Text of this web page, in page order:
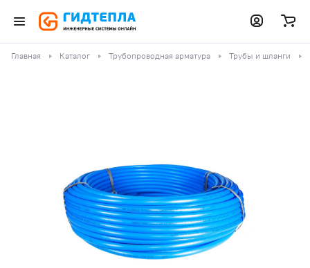
Главная Каталог Трубопроводная арматура Трубы и шланги